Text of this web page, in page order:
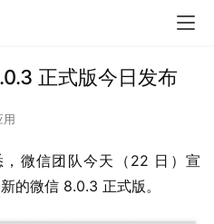
正式版今日发布
用
微信团队今天（22 日）宣
的微信 8.0.3 正式版。